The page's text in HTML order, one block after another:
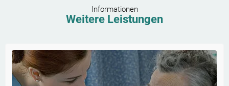
Informationen
Weitere Leistungen